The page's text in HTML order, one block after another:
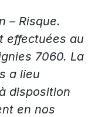
– Risque.
effectuées au
7060. La
a lieu
disposition
en nos